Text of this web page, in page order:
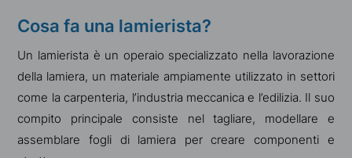
Cosa fa una lamierista?
Un lamierista è un operaio specializzato nella lavorazione
della lamiera, un materiale ampiamente utilizzato in settori
come la carpenteria, l’industria meccanica e l’edilizia. Il suo
compito principale consiste nel tagliare, modellare e
assemblare fogli di lamiera per creare componenti e